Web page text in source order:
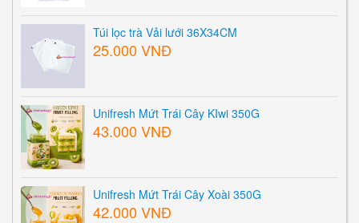
Túi lọc trà Vải lưới 36X34CM
25.000 VNĐ
Unifresh Mứt Trái Cây KIwi 350G
43.000 VNĐ
Unifresh Mứt Trái Cây Xoài 350G
42.000 VNĐ